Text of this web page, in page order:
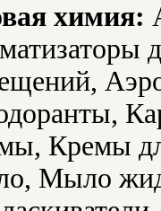
химия:
Кремы
Мыло